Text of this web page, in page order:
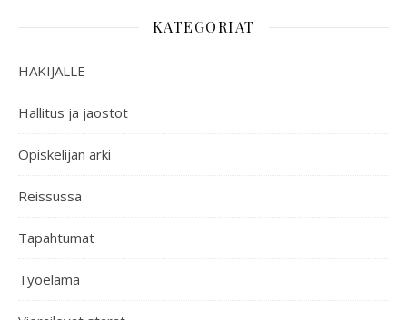
KATEGORIAT
HAKIJALLE
Hallitus ja jaostot
Opiskelijan arki
Reissussa
Tapahtumat
Työelämä